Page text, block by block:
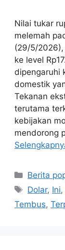
Nilai tukar
melemah
(29/5/
ke level
dipengaruhi
domestik
Tekanan
terutama
kebijakan
mendorong
Kategori
Berita
Tag
Dolar, Ini,
Tembus,